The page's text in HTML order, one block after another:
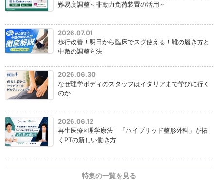
難易度調整～非動力免荷装置の活用～
2026.07.01
歩行改善！明日から臨床でスグ使える！靴の履き方と
中敷の調整方法
2026.06.30
なぜ理学ボディのスタッフはイタリアまで学びに行く
のか
2026.06.12
再生医療×理学療法｜「ハイブリッド整形外科」が拓
くPTの新しい働き方
特集の一覧を見る